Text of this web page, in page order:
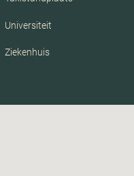
Universiteit
Ziekenhuis